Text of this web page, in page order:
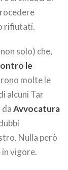
rifiutati.
solo) che,
le
molte le
alcuni Tar
daAvvocatura
Nulla però
vigore.